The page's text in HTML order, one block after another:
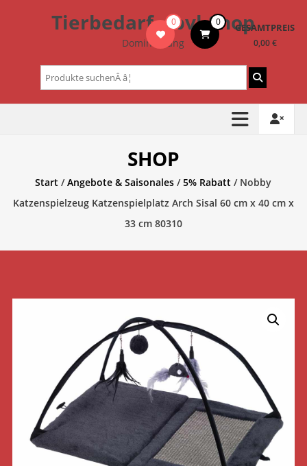
Tierbedarf – bvl-Shop
Dominik Lang
0 0 GESAMTPREIS
0,00 €
Suchen
nach:
SHOP
Start /Angebote & Saisonales /5% Rabatt / Nobby
Katzenspielzeug Katzenspielplatz Arch Sisal 60 cm x 40 cm x
33 cm 80310